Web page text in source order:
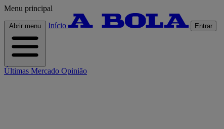
Menu principal
Abrir menu Início Entrar
Últimas Mercado Opinião